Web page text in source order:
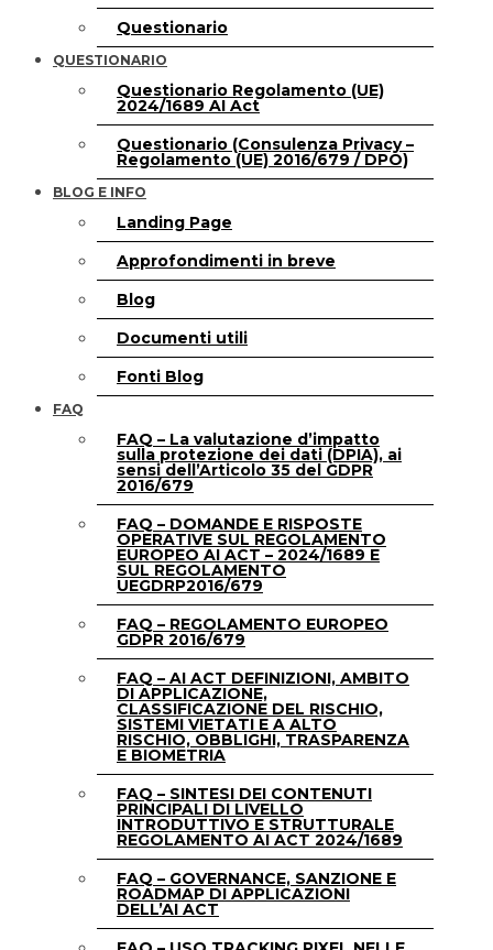
Questionario
QUESTIONARIO
Questionario Regolamento (UE)
2024/1689 AI Act
Questionario (Consulenza Privacy –
Regolamento (UE) 2016/679 / DPO)
BLOG E INFO
Landing Page
Approfondimenti in breve
Blog
Documenti utili
Fonti Blog
FAQ
FAQ – La valutazione d’impatto
sulla protezione dei dati (DPIA), ai
sensi dell’Articolo 35 del GDPR
2016/679
FAQ – DOMANDE E RISPOSTE
OPERATIVE SUL REGOLAMENTO
EUROPEO AI ACT – 2024/1689 E
SUL REGOLAMENTO
UEGDRP2016/679
FAQ – REGOLAMENTO EUROPEO
GDPR 2016/679
FAQ – AI ACT DEFINIZIONI, AMBITO
DI APPLICAZIONE,
CLASSIFICAZIONE DEL RISCHIO,
SISTEMI VIETATI E A ALTO
RISCHIO, OBBLIGHI, TRASPARENZA
E BIOMETRIA
FAQ – SINTESI DEI CONTENUTI
PRINCIPALI DI LIVELLO
INTRODUTTIVO E STRUTTURALE
REGOLAMENTO AI ACT 2024/1689
FAQ – GOVERNANCE, SANZIONE E
ROADMAP DI APPLICAZIONI
DELL’AI ACT